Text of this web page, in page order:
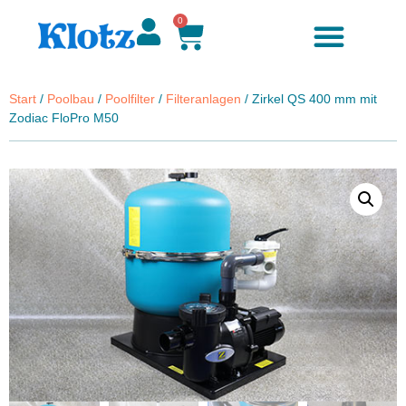
0
Start / Poolbau / Poolfilter / Filteranlagen / Zirkel QS 400 mm mit
Zodiac FloPro M50